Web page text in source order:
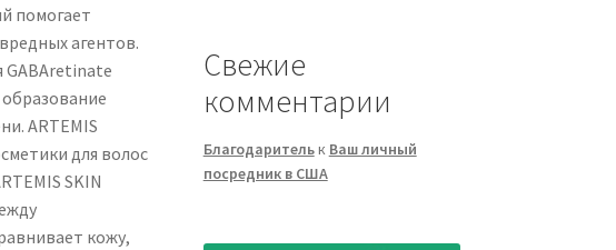
помогает
агентов.
GABAretinate
ARTEMIS
для волос
SKIN
кожу,
Свежие
комментарии
Благодарительк Ваш личный
посредник в США